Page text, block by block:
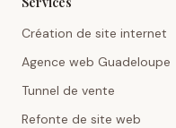
Création de site internet
Agence web Guadeloupe
Tunnel de vente
Refonte de site web